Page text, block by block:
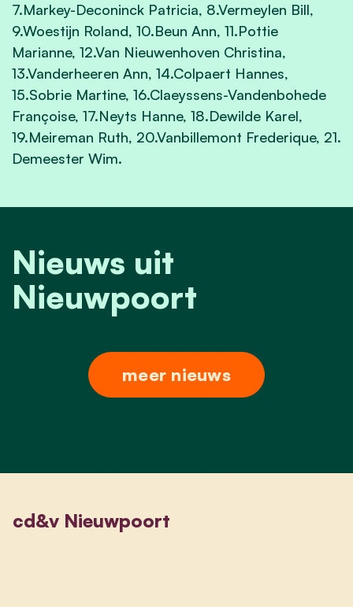
7.Markey-Deconinck Patricia, 8.Vermeylen Bill,
9.Woestijn Roland, 10.Beun Ann, 11.Pottie
Marianne, 12.Van Nieuwenhoven Christina,
13.Vanderheeren Ann, 14.Colpaert Hannes,
15.Sobrie Martine, 16.Claeyssens-Vandenbohede
Françoise, 17.Neyts Hanne, 18.Dewilde Karel,
19.Meireman Ruth, 20.Vanbillemont Frederique, 21.
Demeester Wim.
Nieuws uit
Nieuwpoort
meer nieuws
cd&v Nieuwpoort